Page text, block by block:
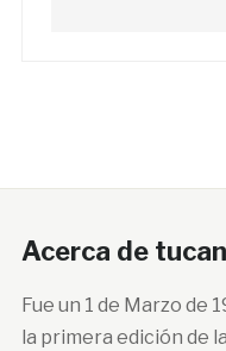
Acerca de
Fue un 1 de Marzo de
la primera edición de